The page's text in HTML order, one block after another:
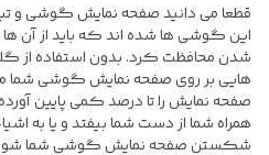
قطعا می دانید صفحه نمایش گوشی و
این گوشی ها شده اند که باید از آن
شدن محافظت کرد. بدون استفاده از
هایی بر روی صفحه نمایش گوشی شما
صفحه نمایش را تا درصد کمی پایین
همراه شما از دست شما بیفتد و یا به
شکستن صفحه نمایش گوشی شما